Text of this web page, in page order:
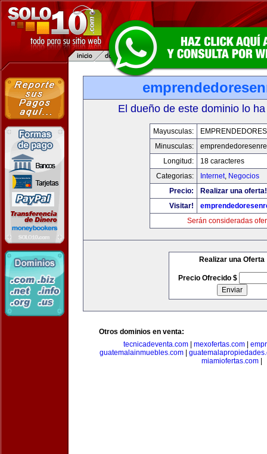
El dueño de este dominio lo
Mayusculas:
Minusculas:
Longitud:
18 caracteres
Categorias:
Internet, Negocios
Precio:
Realizar una oferta!
Visitar!
Serán consideradas
Realizar una Oferta
Precio Ofrecido $
Otros dominios en venta:
tecnicadeventa.com
mexofertas.com
guatemalainmuebles.com
miamiofertas.com